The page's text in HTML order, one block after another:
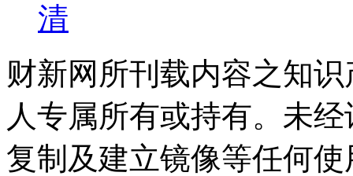
清
财新网所刊载内容之知
人专属所有或持有。未
复制及建立镜像等任何使